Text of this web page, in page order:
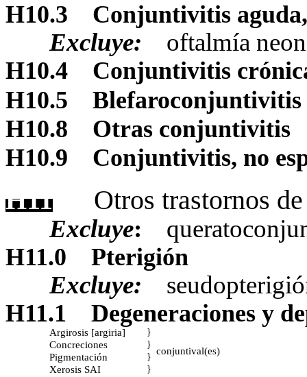
H10.3
Conjuntivitis
Excluye: oftalmía
H10.4
Conjuntivitis
H10.5
Blefaroconjuntivitis
H10.8
Otras conjuntivitis
H10.9
Conjuntivitis, no
H11 Otros trastornos
Excluye:
H11.0 Pterigión
Excluye:
H11.1 Degeneraciones y
Argirosis [argiria] }
conjuntival(es)
Concreciones }
Pigmentación }
Xerosis SAI }